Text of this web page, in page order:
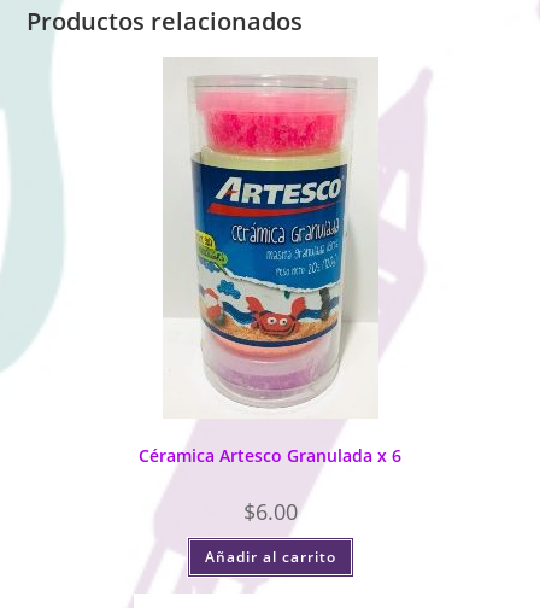
Productos relacionados
Céramica Artesco Granulada x 6
$6.00
Añadir al carrito